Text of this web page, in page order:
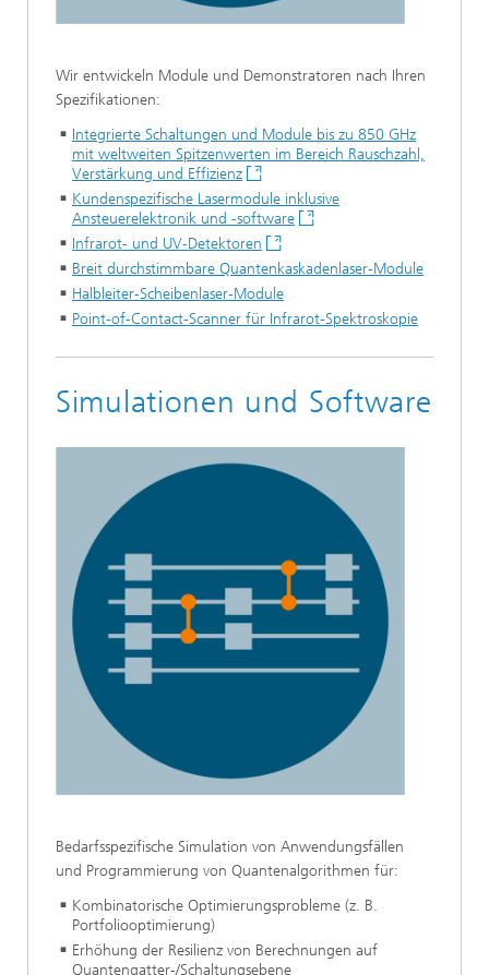
Wir entwickeln Module und Demonstratoren nach Ihren
Spezifikationen:
Integrierte Schaltungen und Module bis zu 850 GHz
mit weltweiten Spitzenwerten im Bereich Rauschzahl,
Verstärkung und Effizienz
Kundenspezifische Lasermodule inklusive
Ansteuerelektronik und -software
Infrarot- und UV-Detektoren
Breit durchstimmbare Quantenkaskadenlaser-Module
Halbleiter-Scheibenlaser-Module
Point-of-Contact-Scanner für Infrarot-Spektroskopie
Simulationen und Software
Bedarfsspezifische Simulation von Anwendungsfällen
und Programmierung von Quantenalgorithmen für:
Kombinatorische Optimierungsprobleme (z. B.
Portfoliooptimierung)
Erhöhung der Resilienz von Berechnungen auf
Quantengatter-/Schaltungsebene